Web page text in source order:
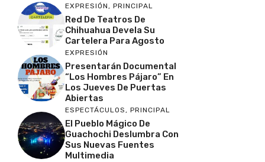
EXPRESIÓN , PRINCIPAL
Red De Teatros De
Chihuahua Devela Su
Cartelera Para Agosto
EXPRESIÓN
Presentarán Documental
“Los Hombres Pájaro” En
Los Jueves De Puertas
Abiertas
ESPECTÁCULOS, PRINCIPAL
El Pueblo Mágico De
Guachochi Deslumbra Con
Sus Nuevas Fuentes
Multimedia